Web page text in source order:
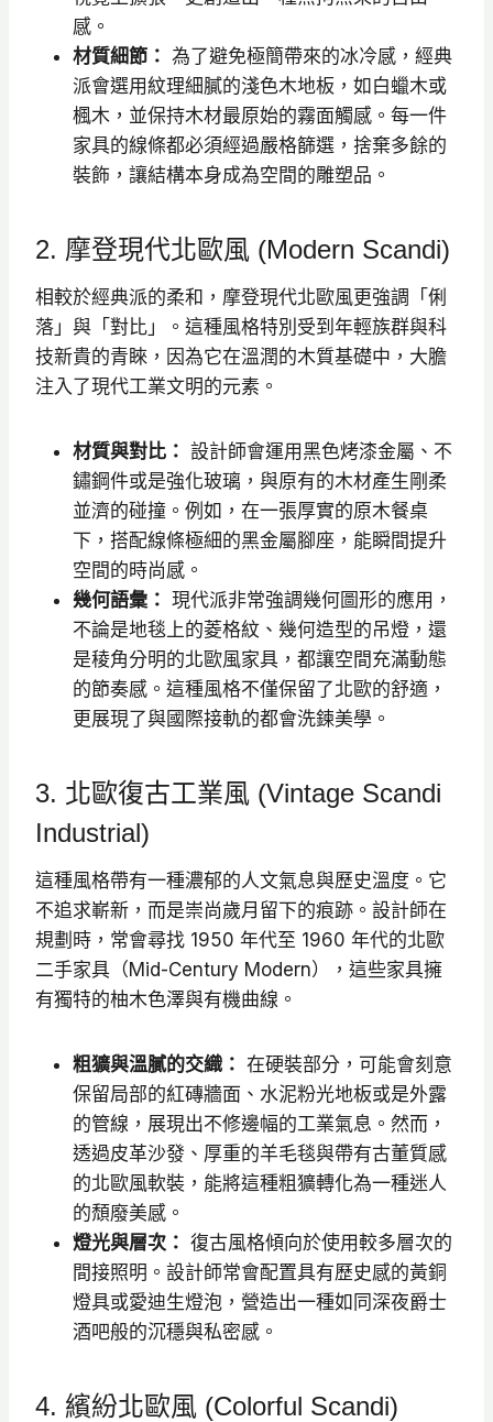
感。
材質細節： 為了避免極簡帶來的冰冷感，經典
派會選用紋理細膩的淺色木地板，如白蠟木或
楓木，並保持木材最原始的霧面觸感。每一件
家具的線條都必須經過嚴格篩選，捨棄多餘的
裝飾，讓結構本身成為空間的雕塑品。
2. 摩登現代北歐風 (Modern Scandi)
相較於經典派的柔和，摩登現代北歐風更強調「俐
落」與「對比」。這種風格特別受到年輕族群與科
技新貴的青睞，因為它在溫潤的木質基礎中，大膽
注入了現代工業文明的元素。
材質與對比： 設計師會運用黑色烤漆金屬、不
鏽鋼件或是強化玻璃，與原有的木材產生剛柔
並濟的碰撞。例如，在一張厚實的原木餐桌
下，搭配線條極細的黑金屬腳座，能瞬間提升
空間的時尚感。
幾何語彙： 現代派非常強調幾何圖形的應用，
不論是地毯上的菱格紋、幾何造型的吊燈，還
是稜角分明的北歐風家具，都讓空間充滿動態
的節奏感。這種風格不僅保留了北歐的舒適，
更展現了與國際接軌的都會洗鍊美學。
3. 北歐復古工業風 (Vintage Scandi
Industrial)
這種風格帶有一種濃郁的人文氣息與歷史溫度。它
不追求嶄新，而是崇尚歲月留下的痕跡。設計師在
規劃時，常會尋找 1950 年代至 1960 年代的北歐
二手家具（Mid-Century Modern），這些家具擁
有獨特的柚木色澤與有機曲線。
粗獷與溫膩的交織： 在硬裝部分，可能會刻意
保留局部的紅磚牆面、水泥粉光地板或是外露
的管線，展現出不修邊幅的工業氣息。然而，
透過皮革沙發、厚重的羊毛毯與帶有古董質感
的北歐風軟裝，能將這種粗獷轉化為一種迷人
的頹廢美感。
燈光與層次： 復古風格傾向於使用較多層次的
間接照明。設計師常會配置具有歷史感的黃銅
燈具或愛迪生燈泡，營造出一種如同深夜爵士
酒吧般的沉穩與私密感。
4. 繽紛北歐風 (Colorful Scandi)